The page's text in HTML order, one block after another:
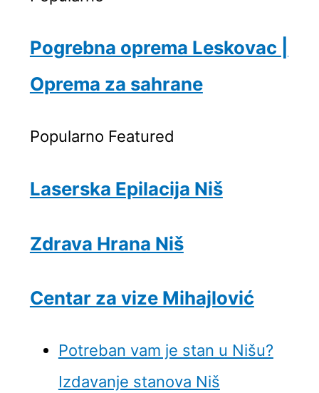
Pogrebna oprema Leskovac |
Oprema za sahrane
Popularno Featured
Laserska Epilacija Niš
Zdrava Hrana Niš
Centar za vize Mihajlović
Potreban vam je stan u Nišu?
Izdavanje stanova Niš